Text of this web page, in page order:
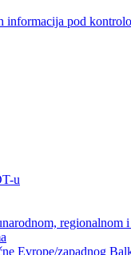
pod
u
regionalnom
Evrope/zapadnog